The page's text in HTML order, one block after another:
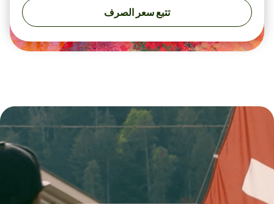
تتبع سعر الصرف